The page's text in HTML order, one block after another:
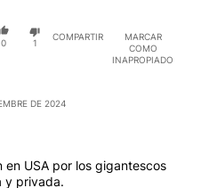
0 1
COMPARTIR
MARCAR
COMO
INAPROPIADO
DE 2024
en USA por los gigantescos
y privada.